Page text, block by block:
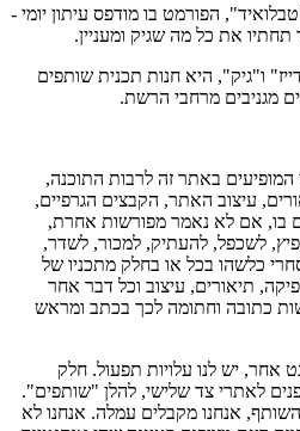
הפורמט בו מודפס עיתון יומי -
את כל מה שגיק ומעניין.
ו"גיק", היא חנות תכנית שותפים
המופיעים באתר זה לרבות התוכנה,
עיצוב האתר, הקבצים הגרפיים,
בו, אם לא נאמר מפורשות אחרת,
לשכפל, להעתיק, למכור, לשדר,
כלשהו בכל או בחלק מתכניו של
תיאורים, עיצוב וכל דבר אחר
כתובה וחתומה לכך בכתב ומראש
אחר, יש לנו עלויות תפעול. חלק
לאתרי צד שלישי, להלן "שותפים".
אנחנו מקבלים עמלה. אנחנו לא